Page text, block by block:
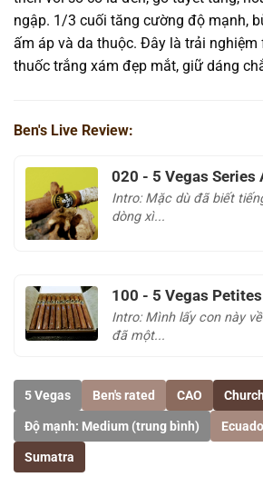
ngập. 1/3 cuối tăng cường độ mạnh,
ấm áp và da thuộc. Đây là trải nghiệm
thuốc trắng xám đẹp mắt, giữ dáng
Ben's Live Review:
020 - 5 Vegas Series
Intro: Mặc dù đã biết
dòng xì...
100 - 5 Vegas
Intro: Mình lấy con này
đã một...
5 Vegas Ben's rated CAO
Độ mạnh: Medium (trung bình)
Sumatra